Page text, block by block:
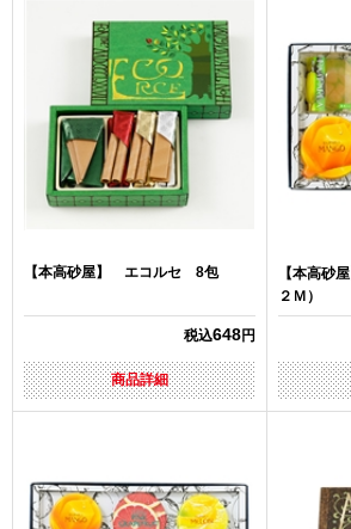
【本高砂屋】 エコルセ 8包
税込648円
商品詳細
【本高砂
２Ｍ）